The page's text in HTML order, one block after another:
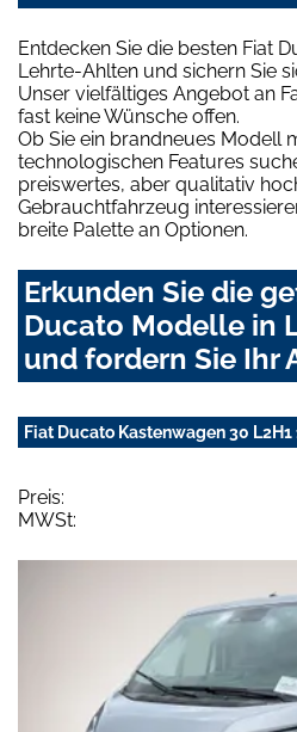
Entdecken Sie die besten Fiat
Lehrte-Ahlten und sichern Sie
Unser vielfältiges Angebot an
fast keine Wünsche offen.
Ob Sie ein brandneues Modell
technologischen Features
preiswertes, aber qualitativ
Gebrauchtfahrzeug
breite Palette an Optionen.
Erkunden Sie die
Ducato Modelle in
und fordern Sie Ihr
Fiat Ducato Kastenwagen 30
Preis:
MWSt: